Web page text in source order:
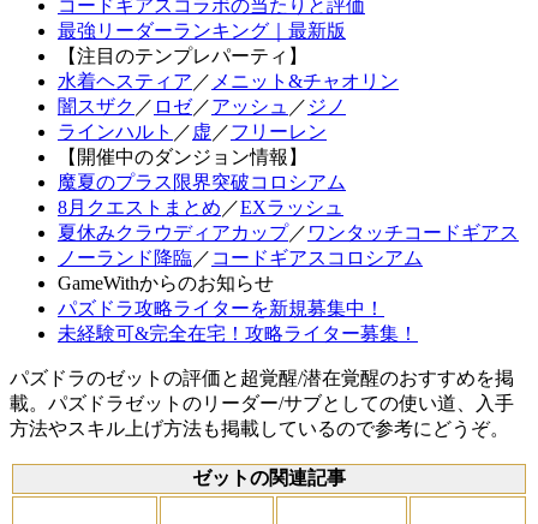
コードギアスコラボの当たりと評価
最強リーダーランキング｜最新版
【注目のテンプレパーティ】
水着ヘスティア ／ メニット&チャオリン
闇スザク ／ ロゼ／アッシュ ／ ジノ
ラインハルト ／ 虚 ／フリーレン
【開催中のダンジョン情報】
魔夏のプラス限界突破コロシアム
8月クエストまとめ ／EXラッシュ
夏休みクラウディアカップ／ ワンタッチコードギアス
ノーランド降臨／ コードギアスコロシアム
GameWithからのお知らせ
パズドラ攻略ライターを新規募集中！
未経験可&完全在宅！攻略ライター募集！
パズドラのゼットの評価と超覚醒/潜在覚醒のおすすめを掲
載。パズドラゼットのリーダー/サブとしての使い道、入手
方法やスキル上げ方法も掲載しているので参考にどうぞ。
ゼットの関連記事